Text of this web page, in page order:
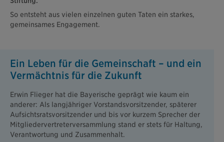
So entsteht aus vielen einzelnen guten Taten ein starkes,
gemeinsames Engagement.
Ein Leben für die Gemeinschaft – und ein
Vermächtnis für die Zukunft
Erwin Flieger hat die Bayerische geprägt wie kaum ein
anderer: Als langjähriger Vorstandsvorsitzender, späterer
Aufsichtsratsvorsitzender und bis vor kurzem Sprecher der
Mitgliedervertreterversammlung stand er stets für Haltung,
Verantwortung und Zusammenhalt.